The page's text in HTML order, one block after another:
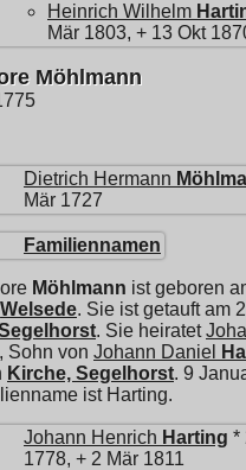
Heinrich Wilhelm
Mär 1803, + 13 Okt
Möhlmann
Dietrich Hermann
Mär 1727
Familiennamen
Möhlmann ist geboren
Welsede. Sie ist getauft am
. Sie heiratet
, Sohn von Johann Daniel
Kirche, Segelhorst. 9
ist Harting.
Johann Henrich Harting *
1778, + 2 Mär 1811